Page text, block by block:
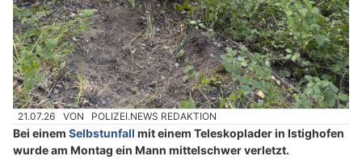
21.07.26 VON POLIZEI.NEWS REDAKTION
Bei einem Selbstunfall mit einem Teleskoplader in Istighofen
wurde am Montag ein Mann mittelschwer verletzt.